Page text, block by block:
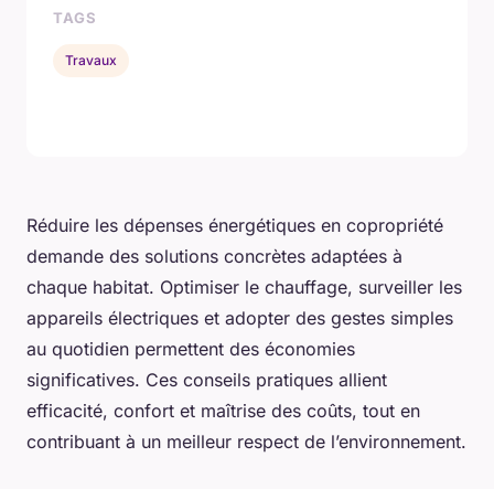
Réduire les dépenses énergétiques en copropriété
demande des solutions concrètes adaptées à
chaque habitat. Optimiser le chauffage, surveiller les
appareils électriques et adopter des gestes simples
au quotidien permettent des économies
significatives. Ces conseils pratiques allient
efficacité, confort et maîtrise des coûts, tout en
contribuant à un meilleur respect de l’environnement.
TAGS
Travaux